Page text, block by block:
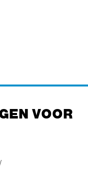
VOOR